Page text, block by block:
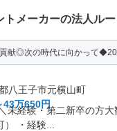
トメーカーの法人ル
献◎次の時代に向かって
八王子市元横山町
43万650円
未経験・第二新卒の方
・経験...